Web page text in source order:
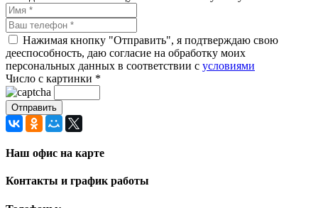
Нажимая кнопку "Отправить", я подтверждаю свою
дееспособность, даю согласие на обработку моих
персональных данных в соответствии с условиями
Число с картинки *
Наш офис на карте
Контакты и график работы